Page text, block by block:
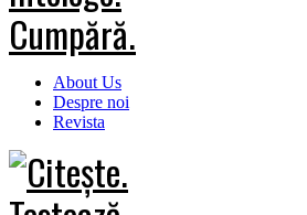
About Us
Despre noi
Revista